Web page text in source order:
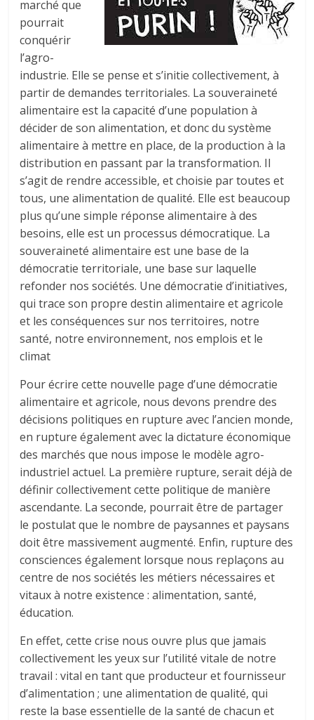
marché que
pourrait
conquérir
l’agro-
industrie. Elle se pense et s’initie collectivement, à
partir de demandes territoriales. La souveraineté
alimentaire est la capacité d’une population à
décider de son alimentation, et donc du système
alimentaire à mettre en place, de la production à la
distribution en passant par la transformation. Il
s’agit de rendre accessible, et choisie par toutes et
tous, une alimentation de qualité. Elle est beaucoup
plus qu’une simple réponse alimentaire à des
besoins, elle est un processus démocratique. La
souveraineté alimentaire est une base de la
démocratie territoriale, une base sur laquelle
refonder nos sociétés. Une démocratie d’initiatives,
qui trace son propre destin alimentaire et agricole
et les conséquences sur nos territoires, notre
santé, notre environnement, nos emplois et le
climat
Pour écrire cette nouvelle page d’une démocratie
alimentaire et agricole, nous devons prendre des
décisions politiques en rupture avec l’ancien monde,
en rupture également avec la dictature économique
des marchés que nous impose le modèle agro-
industriel actuel. La première rupture, serait déjà de
définir collectivement cette politique de manière
ascendante. La seconde, pourrait être de partager
le postulat que le nombre de paysannes et paysans
doit être massivement augmenté. Enfin, rupture des
consciences également lorsque nous replaçons au
centre de nos sociétés les métiers nécessaires et
vitaux à notre existence : alimentation, santé,
éducation.
En effet, cette crise nous ouvre plus que jamais
collectivement les yeux sur l’utilité vitale de notre
travail : vital en tant que producteur et fournisseur
d’alimentation ; une alimentation de qualité, qui
reste la base essentielle de la santé de chacun et